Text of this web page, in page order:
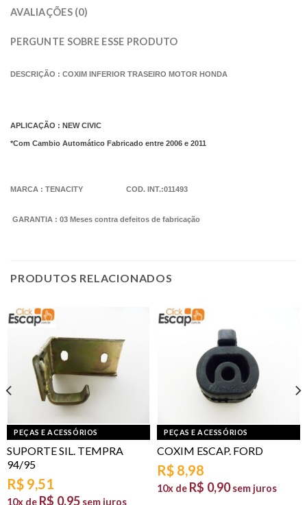
AVALIAÇÕES (0)
PERGUNTE SOBRE ESSE PRODUTO
DESCRIÇÃO : COXIM INFERIOR TRASEIRO MOTOR HONDA
APLICAÇÃO : NEW CIVIC
*Com Cambio Automático Fabricado entre 2006 e 2011
MARCA : TENACITY COD. INT.:011493
GARANTIA : 03 Meses contra defeitos de fabricação
PRODUTOS RELACIONADOS
PEÇAS E ACESSÓRIOS
SUPORTE SIL. TEMPRA
94/95
R$ 9,51
10x de R$ 0,95 sem juros
PEÇAS E ACESSÓRIOS
COXIM ESCAP. FORD
R$ 8,98
10x de R$ 0,90 sem juros